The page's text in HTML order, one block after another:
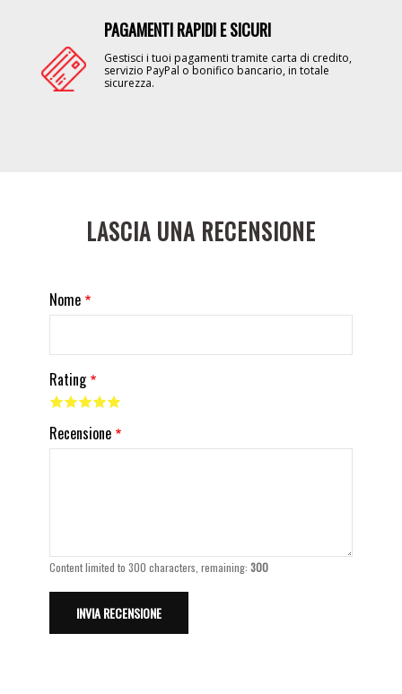
PAGAMENTI RAPIDI E SICURI
Gestisci i tuoi pagamenti tramite carta di credito,
servizio PayPal o bonifico bancario, in totale
sicurezza.
LASCIA UNA RECENSIONE
Nome
Rating
Recensione
Content limited to 300 characters, remaining:300